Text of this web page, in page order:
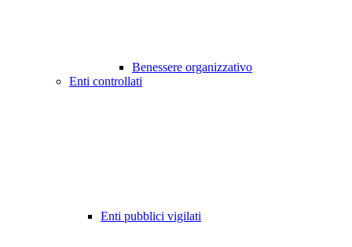
Benessere organizzativo
Enti controllati
Enti pubblici vigilati